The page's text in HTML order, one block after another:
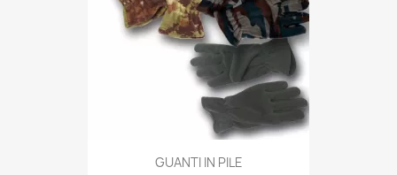
Anteprima
GUANTI IN PILE